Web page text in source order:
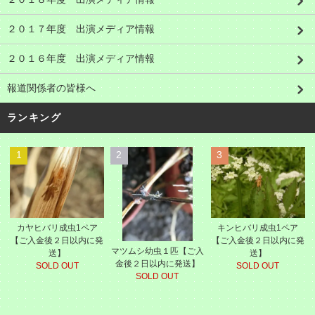
２０１７年度 出演メディア情報
２０１６年度 出演メディア情報
報道関係者の皆様へ
ランキング
1
カヤヒバリ成虫1ペア
【ご入金後２日以内に発
送】
SOLD OUT
2
マツムシ幼虫１匹【ご入
金後２日以内に発送】
SOLD OUT
3
キンヒバリ成虫1ペア
【ご入金後２日以内に発
送】
SOLD OUT